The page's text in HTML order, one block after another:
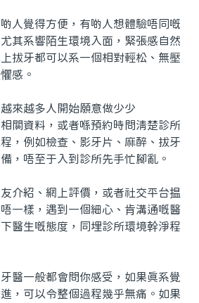
覺得方便，有啲人想體驗唔同嘅
其系響陌生環境入面，緊張感自然
拔牙都可以系一個相對輕松、無壓
感。
來越多人開始願意做少少
關資料，或者喺預約時問清楚診所
，例如檢查、影牙片、麻醉、拔牙
，唔至于入到診所先手忙腳亂。
紹、網上評價，或者社交平台揾
一樣，遇到一個細心、肯溝通嘅醫
醫生嘅態度，同埋診所環境幹淨程
一般都會問你感受，如果真系覺
，可以令整個過程幾乎無痛。如果